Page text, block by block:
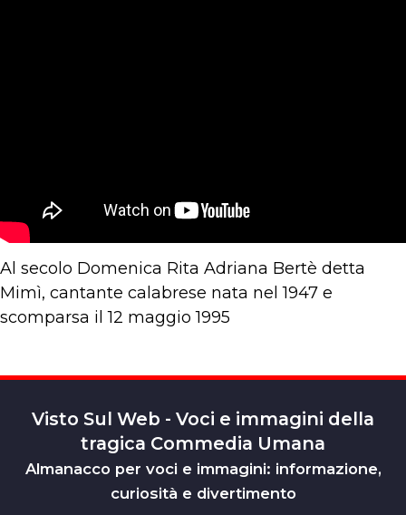
Al secolo Domenica Rita Adriana Bertè detta
Mimì, cantante calabrese nata nel 1947 e
scomparsa il 12 maggio 1995
Visto Sul Web - Voci e immagini della
tragica Commedia Umana
Almanacco per voci e immagini: informazione,
curiosità e divertimento